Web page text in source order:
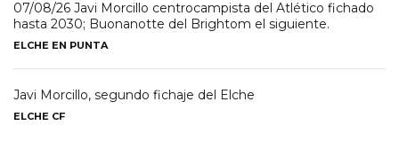
07/08/26 Javi Morcillo centrocampista del Atlético fichado
hasta 2030; Buonanotte del Brightom el siguiente.
ELCHE EN PUNTA
Javi Morcillo, segundo fichaje del Elche
ELCHE CF